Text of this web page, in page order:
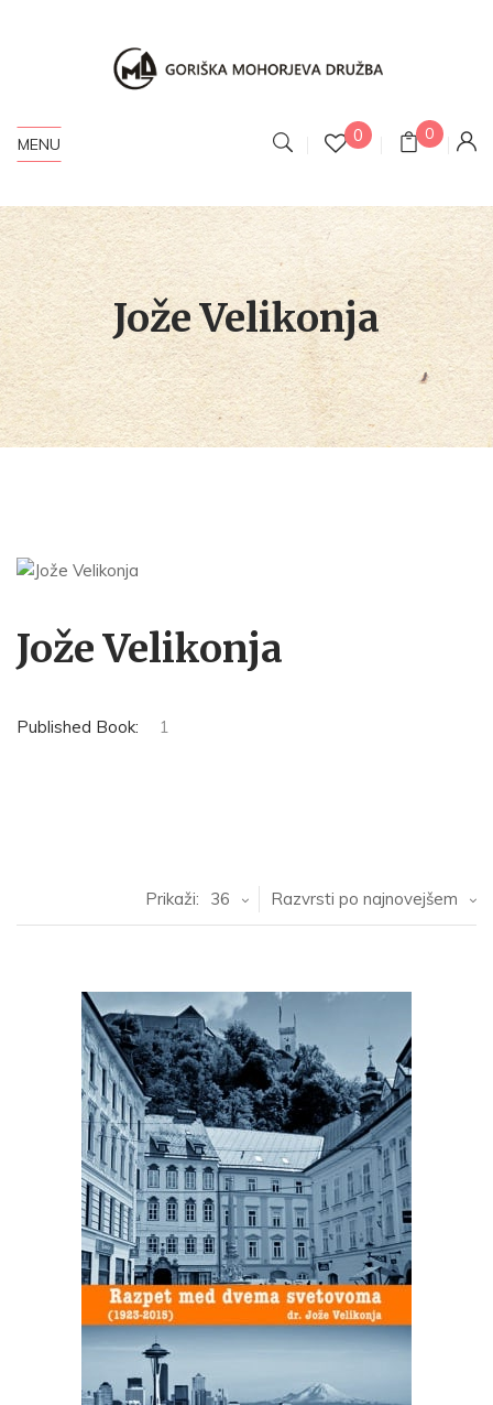
MENU 0 0
Jože Velikonja
Jože Velikonja
Published Book: 1
Razvrsti po najnovejšem
Prikaži: 36